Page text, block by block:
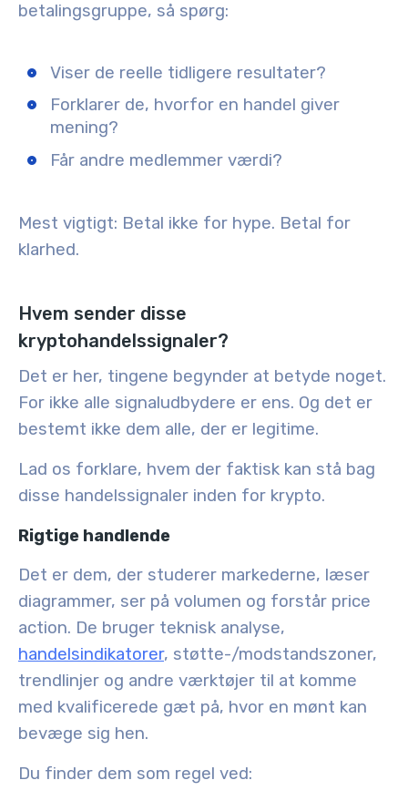
betalingsgruppe, så spørg:
Viser de reelle tidligere resultater?
Forklarer de, hvorfor en handel giver
mening?
Får andre medlemmer værdi?
Mest vigtigt: Betal ikke for hype. Betal for
klarhed.
Hvem sender disse
kryptohandelssignaler?
Det er her, tingene begynder at betyde noget.
For ikke alle signaludbydere er ens. Og det er
bestemt ikke dem alle, der er legitime.
Lad os forklare, hvem der faktisk kan stå bag
disse handelssignaler inden for krypto.
Rigtige handlende
Det er dem, der studerer markederne, læser
diagrammer, ser på volumen og forstår price
action. De bruger teknisk analyse,
handelsindikatorer, støtte-/modstandszoner,
trendlinjer og andre værktøjer til at komme
med kvalificerede gæt på, hvor en mønt kan
bevæge sig hen.
Du finder dem som regel ved: